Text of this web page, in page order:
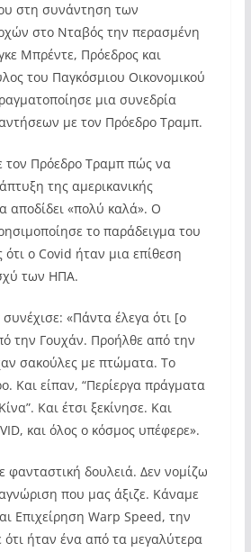
στη συνάντηση των
στο Νταβός την περασμένη
Μπρέντε, Πρόεδρος και
του Παγκόσμιου Οικονομικού
μια συνεδρία
με τον Πρόεδρο Τραμπ.
Πρόεδρο Τραμπ πώς να
της αμερικανικής
αποδίδει «πολύ καλά». Ο
το παράδειγμα του
ο Covid ήταν μια επίθεση
των ΗΠΑ.
«Πάντα έλεγα ότι [ο
την Γουχάν. Προήλθε από την
σακούλες με πτώματα. Το
Και είπαν, “Περίεργα πράγματα
Και έτσι ξεκίνησε. Και
και όλος ο κόσμος υπέφερε».
φανταστική δουλειά. Δεν νομίζω
που μας άξιζε. Κάναμε
Επιχείρηση Warp Speed, την
ότι ήταν ένα από τα μεγαλύτερα